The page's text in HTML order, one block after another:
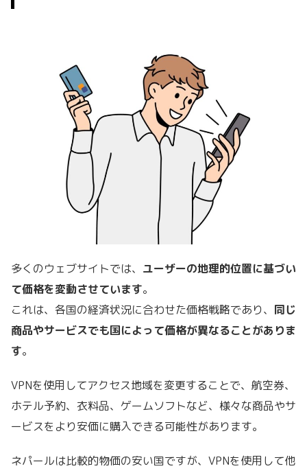
多くのウェブサイトでは、 ユーザーの地理的位置に基づい
て価格を変動させています。
これは、各国の経済状況に合わせた価格戦略であり、 同じ
商品やサービスでも国によって価格が異なることがありま
す。
VPNを使用してアクセス地域を変更することで、航空券、
ホテル予約、衣料品、ゲームソフトなど、様々な商品やサ
ービスをより安価に購入できる可能性があります。
ネパールは比較的物価の安い国ですが、VPNを使用して他